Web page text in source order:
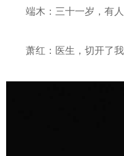
端木：三十一岁，有
萧红：医生，切开了我